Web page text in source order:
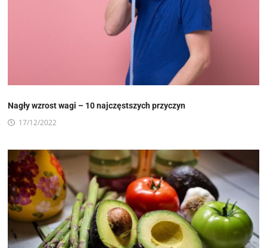
Nagły wzrost wagi – 10 najczęstszych przyczyn
17/12/2022